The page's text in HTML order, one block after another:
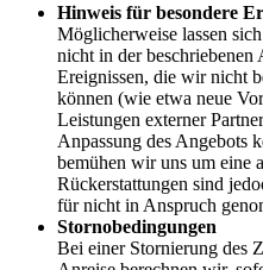
Hinweis für besondere
Möglicherweise lassen
nicht in der beschriebenen
Ereignissen, die wir nicht
können (wie etwa neue
Leistungen externer
Anpassung des Angebots
bemühen wir uns um eine
Rückerstattungen sind
für nicht in Anspruch
Stornobedingungen
Bei einer Stornierung des